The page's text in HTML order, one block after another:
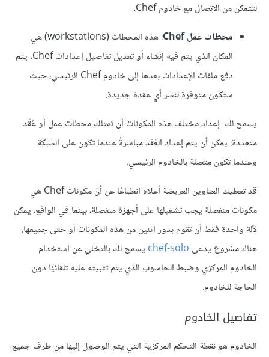
لتتمكن من الاتصال مع خادوم Chef.
محطات عمل Chef
: هذه المحطات (workstations) هي
المكان الذي يتم فيه إنشاء أو تعديل تفاصيل إعدادات Chef. يتم
دفع ملفات الإعدادات بعدها إلى خادوم Chef الرئيسي، حيث
ستكون متوفرة لنشر أي عقدة جديدة.
يسمح لك إعداد مختلف هذه المكونات أن تمتلك محطات عمل أو عُقّد
متعددة. يمكن أن يتم إعداد العُقَد مباشرةً عندما تكون على الشبكة
وعندما تكون متصلة بالخادوم الرئيسي.
قد تعطيك العناوين العريضة أعلاه انطباعًا عن أنّ مكونات Chef هي
مكونات منفصلة يجب تشغيلها على أجهزة منفصلة، بينما في الواقع، يمكن
لآلة واحدة فقط أن تقوم بدور اثنين من هذه المكونات أو حتى جميعها.
هناك مشروع يدعى chef-solo يسمح لك بالتخلي عن استخدام
الخادوم المركزي وضبط الحاسوب الذي يتم تثبيته عليه تلقائيًا دون
الحاجة للخادوم.
تفاصيل الخادوم
الخادوم هو نقطة التحكم المركزية التي يتم الوصول إليها من طرف جميع